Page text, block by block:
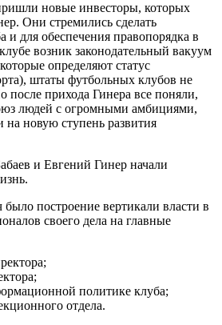
новые инвесторы, которых
Они стремились сделать
и для обеспечения правопорядка в
возник законодательный вакуум
определяют статус
штаты футбольных клубов не
прихода Гинера все поняли,
людей с огромными амбициями,
на новую ступень развития
и Евгений Гинер начали
построение вертикали власти в
своего дела на главные
политике клуба;
отдела.